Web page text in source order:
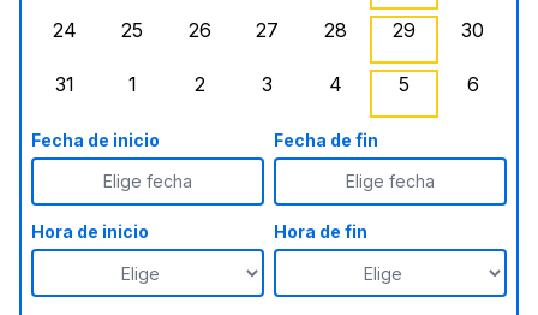
24
25
26
27
28
29
30
31
1
2
3
4
5
6
Fecha de inicio
Elige fecha
Fecha de fin
Elige fecha
Hora de inicio Hora de fin